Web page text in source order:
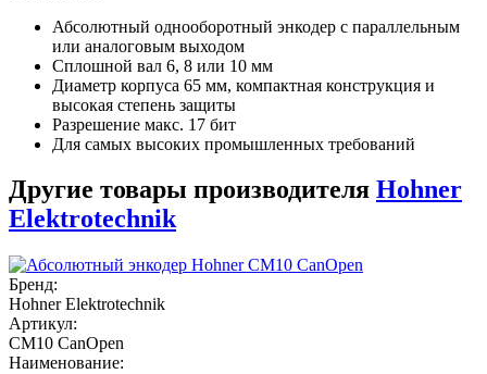
Абсолютный однооборотный энкодер с параллельным
или аналоговым выходом
Сплошной вал 6, 8 или 10 мм
Диаметр корпуса 65 мм, компактная конструкция и
высокая степень защиты
Разрешение макс. 17 бит
Для самых высоких промышленных требований
Другие товары производителя Hohner
Elektrotechnik
Бренд:
Hohner Elektrotechnik
Артикул:
CM10 CanOpen
Наименование: